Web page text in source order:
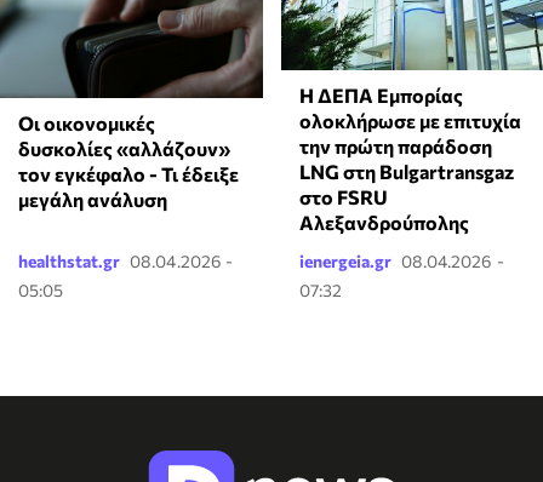
Οι οικονομικές
δυσκολίες «αλλάζουν»
τον εγκέφαλο - Τι έδειξε
μεγάλη ανάλυση
healthstat.gr 08.04.2026 -
05:05
Η ΔΕΠΑ Εμπορίας
ολοκλήρωσε με επιτυχία
την πρώτη παράδοση
LNG στη Bulgartransgaz
στο FSRU
Αλεξανδρούπολης
ienergeia.gr 08.04.2026 -
07:32